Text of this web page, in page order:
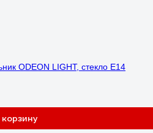
ODEON LIGHT, стекло E14
корзину